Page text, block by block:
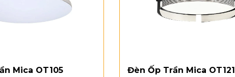
Mica OT105 Đèn Ốp Trần Mica OT121